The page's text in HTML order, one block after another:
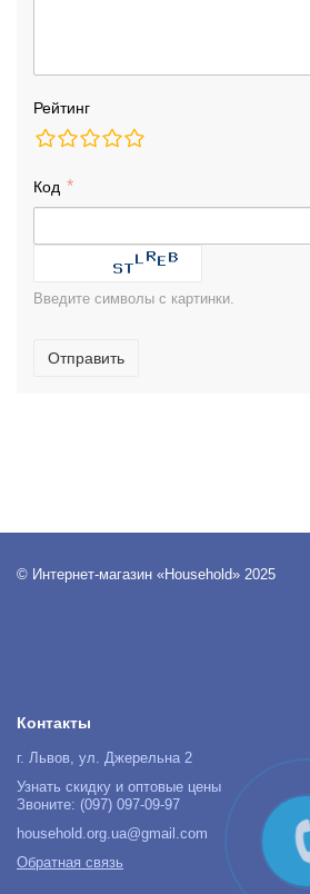
Рейтинг
Код
Введите символы с картинки.
Отправить
© Интернет-магазин «Household» 2025
Контакты
г. Львов, ул. Джерельна 2
Узнать скидку и оптовые цены
Звоните: (097) 097-09-97
household.org.ua@gmail.com
Обратная связь